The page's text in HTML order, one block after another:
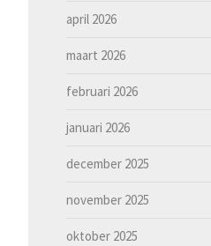
april 2026
maart 2026
februari 2026
januari 2026
december 2025
november 2025
oktober 2025